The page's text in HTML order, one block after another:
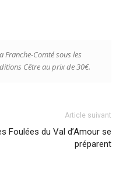
Comté sous les
Cêtre au prix de 30€.
Article suivant
Foulées du Val d’Amour se
préparent